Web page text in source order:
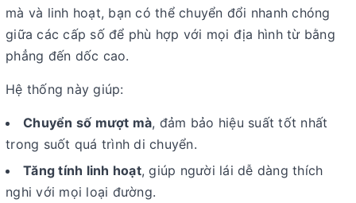
mà và linh hoạt, bạn có thể chuyển đổi nhanh chóng
giữa các cấp số để phù hợp với mọi địa hình từ bằng
phẳng đến dốc cao.
Hệ thống này giúp:
Chuyển số mượt mà, đảm bảo hiệu suất tốt nhất
trong suốt quá trình di chuyển.
Tăng tính linh hoạt, giúp người lái dễ dàng thích
nghi với mọi loại đường.